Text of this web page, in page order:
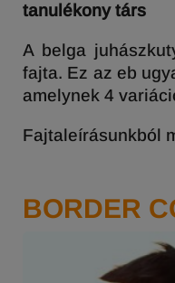
tanulékony társ
A belga
fajta. Ez az eb
amelynek 4
Fajtaleírásunkból
BORDER